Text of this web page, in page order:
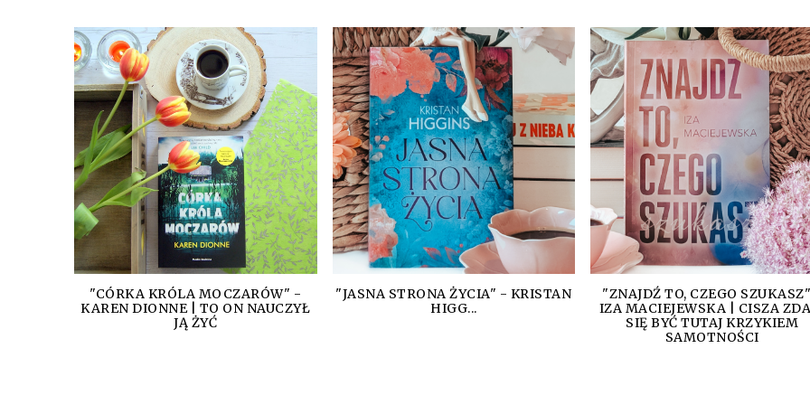
"CÓRKA KRÓLA MOCZARÓW" -
KAREN DIONNE | TO ON NAUCZYŁ
JĄ ŻYĆ
"JASNA STRONA ŻYCIA" - KRISTAN
HIGG...
"ZNAJDŹ TO, CZEGO
IZA MACIEJEWSKA | CISZA
SIĘ BYĆ TUTAJ KRZYKIEM
SAMOTNOŚCI